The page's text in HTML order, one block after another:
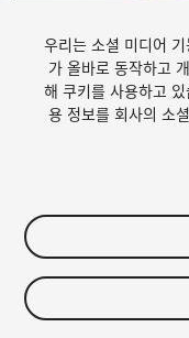
$5
세금/부가세는 결제 시 반
우리는 소셜 미디어
가 올바로 동작하고
해 쿠키를 사용하고
용 정보를 회사의 소